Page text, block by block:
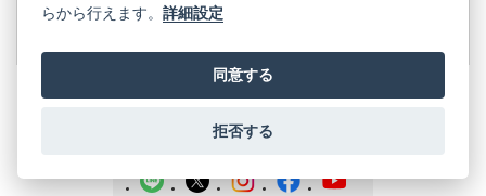
リコーイメージング株式会社の公式サイト
（新
い
ブ
PENTAX
の
の
の
の
の
らから行えます。詳細設定
同意する
拒否する